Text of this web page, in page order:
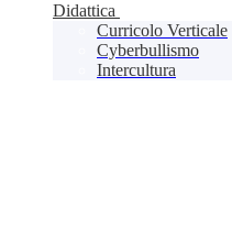
Didattica
Curricolo Verticale
Cyberbullismo
Intercultura